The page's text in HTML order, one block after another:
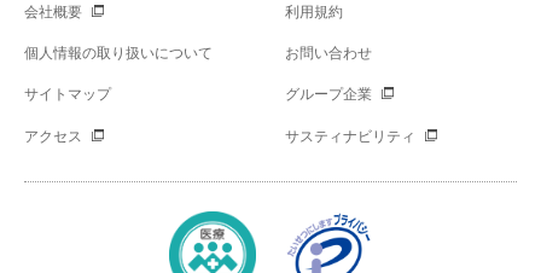
会社概要 利用規約
個人情報の取り扱いについて お問い合わせ
サイトマップ グループ企業
アクセス サスティナビリティ